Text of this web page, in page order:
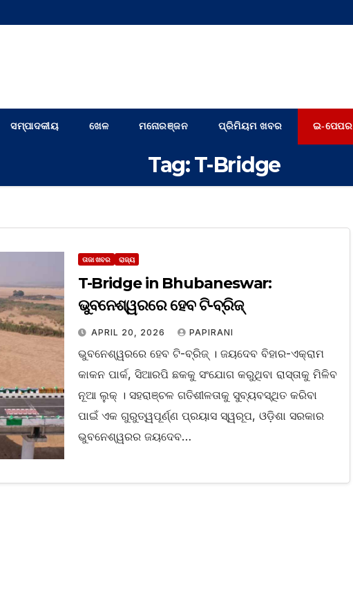
ସମ୍ପାଦକୀୟ ଖେଳ ମନୋରଞ୍ଜନ ପ୍ରିମିୟମ ଖବର ଇ-ପେପର
Tag:T-Bridge
ତାଜା ଖବର ରାଜ୍ୟ
T-Bridge in Bhubaneswar:
ଭୁବନେଶ୍ୱରରେ ହେବ ଟି-ବ୍ରିଜ୍
APRIL 20, 2026 PAPIRANI
ଭୁବନେଶ୍ୱରରେ ହେବ ଟି-ବ୍ରିଜ୍ । ଜୟଦେବ ବିହାର-ଏକ୍ରାମ
କାକନ ପାର୍କ, ସିଆରପି ଛକକୁ ସଂଯୋଗ କରୁଥିବା ରାସ୍ତାକୁ ମିଳିବ
ନୂଆ ଲୁକ୍ । ସହରାଞ୍ଚଳ ଗତିଶୀଳତାକୁ ସୁବ୍ୟବସ୍ଥିତ କରିବା
ପାଇଁ ଏକ ଗୁରୁତ୍ୱପୂର୍ଣ୍ଣ ପ୍ରୟାସ ସ୍ୱରୂପ, ଓଡ଼ିଶା ସରକାର
ଭୁବନେଶ୍ୱରର ଜୟଦେବ…